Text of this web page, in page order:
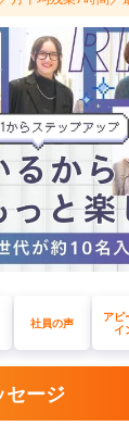
社員の声
アピ
イ
セージ